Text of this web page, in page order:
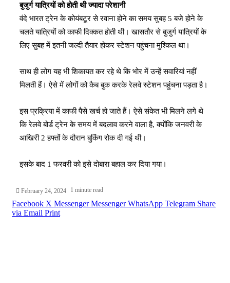
बुजुर्ग यात्रियों को होती थी ज्यादा परेशानी
वंदे भारत ट्रेन के कोयंबटूर से रवाना होने का समय सुबह 5 बजे होने के
चलते यात्रियों को काफी दिक्कत होती थी। खासतौर से बुजुर्ग यात्रियों के
लिए सुबह में इतनी जल्दी तैयार होकर स्टेशन पहुंचना मुश्किल था।
साथ ही लोग यह भी शिकायत कर रहे थे कि भोर में उन्हें सवारियां नहीं
मिलती हैं। ऐसे में लोगों को कैब बुक करके रेलवे स्टेशन पहुंचना पड़ता है।
इस प्रक्रिया में काफी पैसे खर्च हो जाते हैं। ऐसे संकेत भी मिलने लगे थे
कि रेलवे बोर्ड ट्रेन के समय में बदलाव करने वाला है, क्योंकि जनवरी के
आखिरी 2 हफ्तों के दौरान बुकिंग रोक दी गई थी।
इसके बाद 1 फरवरी को इसे दोबारा बहाल कर दिया गया।
February 24, 2024 1 minute read
Facebook X Messenger Messenger WhatsApp Telegram Share
via Email Print